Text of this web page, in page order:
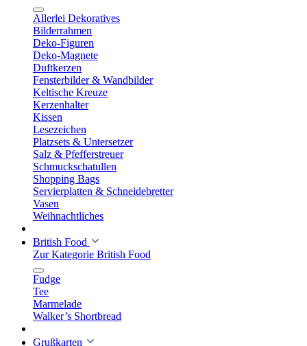
Allerlei Dekoratives
Bilderrahmen
Deko-Figuren
Deko-Magnete
Duftkerzen
Fensterbilder & Wandbilder
Keltische Kreuze
Kerzenhalter
Kissen
Lesezeichen
Platzsets & Untersetzer
Salz & Pfefferstreuer
Schmuckschatullen
Shopping Bags
Servierplatten & Schneidebretter
Vasen
Weihnachtliches
British Food
Zur Kategorie British Food
Fudge
Tee
Marmelade
Walker’s Shortbread
Grußkarten